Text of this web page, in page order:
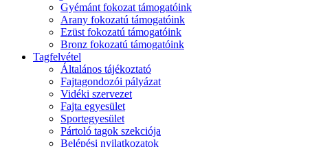
Gyémánt fokozat támogatóink
Arany fokozatú támogatóink
Ezüst fokozatú támogatóink
Bronz fokozatú támogatóink
Tagfelvétel
Általános tájékoztató
Fajtagondozói pályázat
Vidéki szervezet
Fajta egyesület
Sportegyesület
Pártoló tagok szekciója
Belépési nyilatkozatok